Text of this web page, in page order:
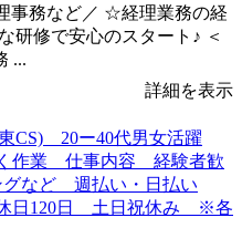
事務など／ ☆経理業務の経
修で安心のスタート♪ ＜
...
詳細を表示